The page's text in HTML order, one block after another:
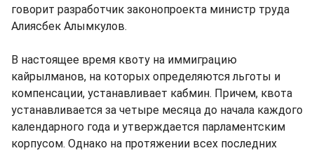
говорит разработчик законопроекта министр труда
Алиясбек Алымкулов.
В настоящее время квоту на иммиграцию
кайрылманов, на которых определяются льготы и
компенсации, устанавливает кабмин. Причем, квота
устанавливается за четыре месяца до начала каждого
календарного года и утверждается парламентским
корпусом. Однако на протяжении всех последних